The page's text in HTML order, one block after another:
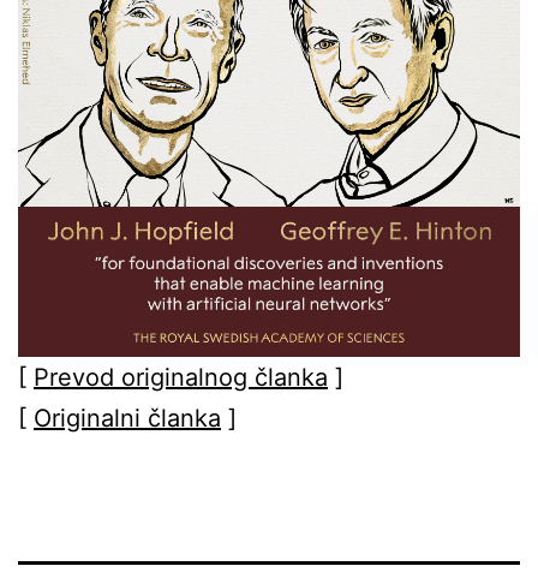
[ Prevod originalnog članka ]
[ Originalni članka ]